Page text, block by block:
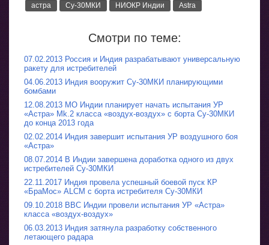
астра Су-30МКИ НИОКР Индии Astra
Смотри по теме:
07.02.2013 Россия и Индия разрабатывают универсальную
ракету для истребителей
04.06.2013 Индия вооружит Су-30МКИ планирующими
бомбами
12.08.2013 МО Индии планирует начать испытания УР
«Астра» Mk.2 класса «воздух-воздух» с борта Су-30МКИ
до конца 2013 года
02.02.2014 Индия завершит испытания УР воздушного боя
«Астра»
08.07.2014 В Индии завершена доработка одного из двух
истребителей Су-30МКИ
22.11.2017 Индия провела успешный боевой пуск КР
«БраМос» ALCM с борта истребителя Су-30МКИ
09.10.2018 ВВС Индии провели испытания УР «Астра»
класса «воздух-воздух»
06.03.2013 Индия затянула разработку собственного
летающего радара